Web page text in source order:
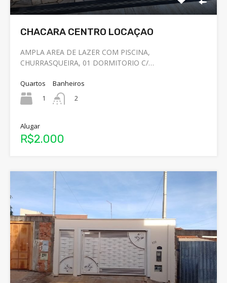
CHACARA CENTRO LOCAÇAO
AMPLA AREA DE LAZER COM PISCINA,
CHURRASQUEIRA, 01 DORMITORIO C/…
Quartos
1
Banheiros
2
Alugar
R$2.000